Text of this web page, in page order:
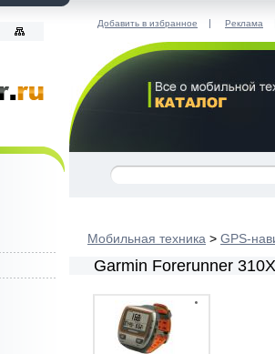
Добавить в избранное | Реклама
Мобильная техника > GPS-
Garmin Forerunner